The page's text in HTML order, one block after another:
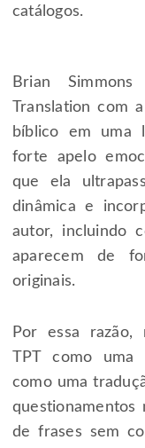
catálogos.
Brian
Translation com
bíblico em uma
forte apelo
que ela
dinâmica e
autor, incluindo
aparecem de
originais.
Por essa razão,
TPT como
como uma
questionamentos
de frases sem